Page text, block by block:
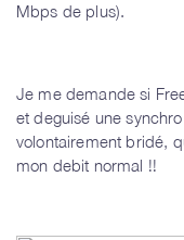
Mbps de plus).
Je me demande si
et deguisé une
volontairement bridé,
mon debit normal !!